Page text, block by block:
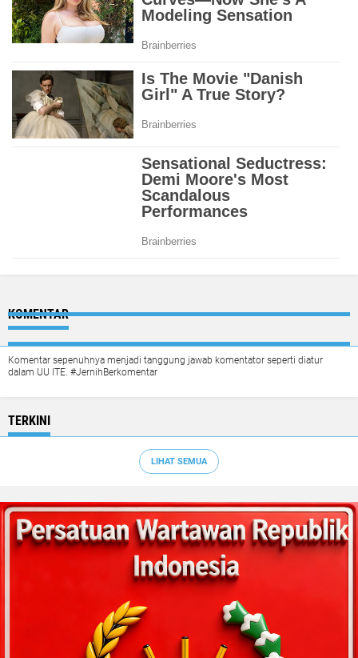
KOMENTAR
Komentar sepenuhnya menjadi tanggung jawab komentator seperti diatur
dalam UU ITE. #JernihBerkomentar
TERKINI
LIHAT SEMUA